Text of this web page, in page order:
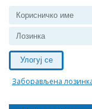
Улогуј се
Заборављена